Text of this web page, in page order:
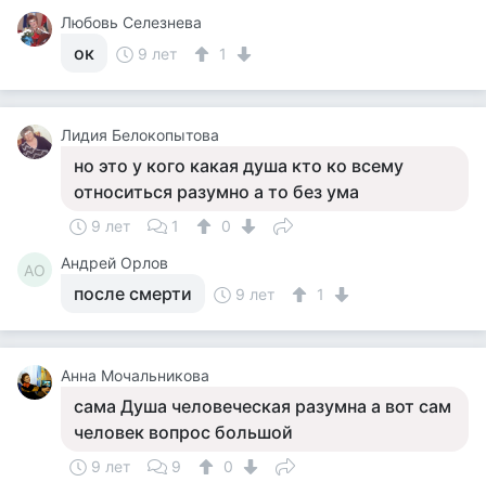
Любовь Селезнева
ок 9 лет 1
Лидия Белокопытова
но это у кого какая душа кто ко всему
относиться разумно а то без ума
9 лет 1 0
АО Андрей Орлов
после смерти 9 лет 1
Анна Мочальникова
сама Душа человеческая разумна а вот сам
человек вопрос большой
9 лет 9
0